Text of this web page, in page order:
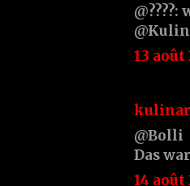
13 août
@Bolli
Das
14 août